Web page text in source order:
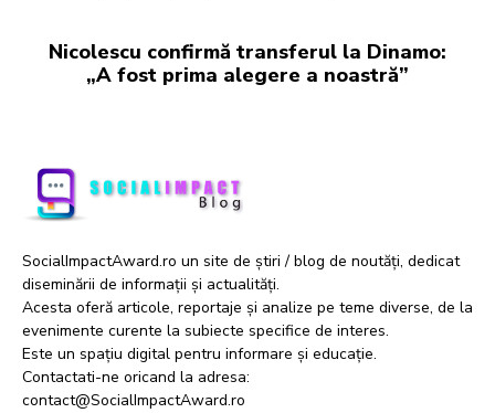
Nicolescu confirmă transferul la Dinamo:
„A fost prima alegere a noastră”
SocialImpactAward.ro un site de știri / blog de noutăți, dedicat
diseminării de informații și actualități.
Acesta oferă articole, reportaje și analize pe teme diverse, de la
evenimente curente la subiecte specifice de interes.
Este un spațiu digital pentru informare și educație.
Contactati-ne oricand la adresa:
contact@SocialImpactAward.ro